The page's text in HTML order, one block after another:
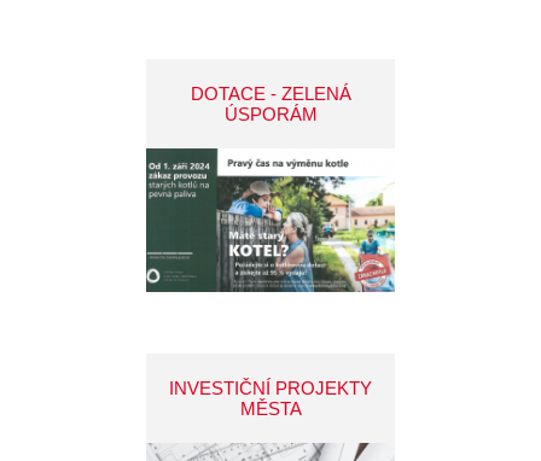
DOTACE - ZELENÁ
ÚSPORÁM
INVESTIČNÍ PROJEKTY
MĚSTA